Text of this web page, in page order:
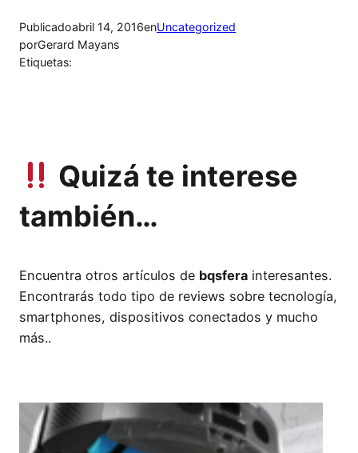
Publicadoabril 14, 2016enUncategorized
porGerard Mayans
Etiquetas:
Quizá te interese
también…
Encuentra otros artículos de bqsfera interesantes.
Encontrarás todo tipo de reviews sobre tecnología,
smartphones, dispositivos conectados y mucho
más..